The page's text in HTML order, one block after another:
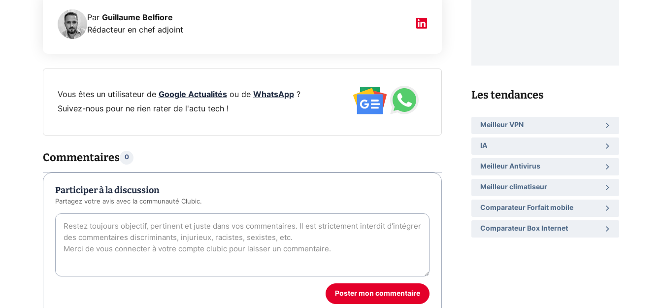
Par Guillaume Belfiore
Rédacteur en chef adjoint
Vous êtes un utilisateur de Google Actualitésou de WhatsApp?
Suivez-nous pour ne rien rater de l'actu tech !
Commentaires 0
Participer à la discussion
Partagez votre avis avec la communauté Clubic.
Poster mon commentaire
Les tendances
Meilleur VPN
IA
Meilleur Antivirus
Meilleur climatiseur
Comparateur Forfait mobile
Comparateur Box Internet